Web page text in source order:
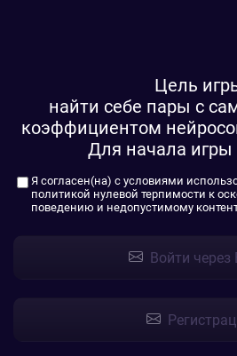
Цель
найти себе пары с
коэффициентом
Для начала игры
Я согласен(на) с условиями
политикой нулевой терпимости к
поведению и недопустимому
Войти через